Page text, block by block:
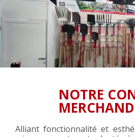
NOTRE
Alliant fonctionnalité et